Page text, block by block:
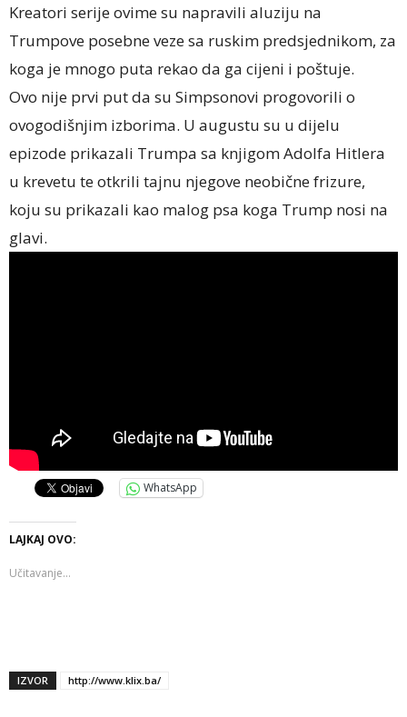
Kreatori serije ovime su napravili aluziju na
Trumpove posebne veze sa ruskim predsjednikom, za
koga je mnogo puta rekao da ga cijeni i poštuje.
Ovo nije prvi put da su Simpsonovi progovorili o
ovogodišnjim izborima. U augustu su u dijelu
epizode prikazali Trumpa sa knjigom Adolfa Hitlera
u krevetu te otkrili tajnu njegove neobične frizure,
koju su prikazali kao malog psa koga Trump nosi na
glavi.
WhatsApp
LAJKAJ OVO:
Učitavanje...
IZVOR http://www.klix.ba/